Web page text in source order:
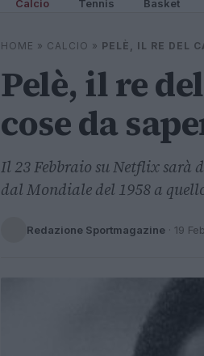
Calcio Tennis Basket
HOME » CALCIO » PELÈ, IL RE DEL
Pelè, il re
cose da
Il 23 Febbraio su Netflix
dal Mondiale del 1958 a
Redazione Sportmagazine · 19